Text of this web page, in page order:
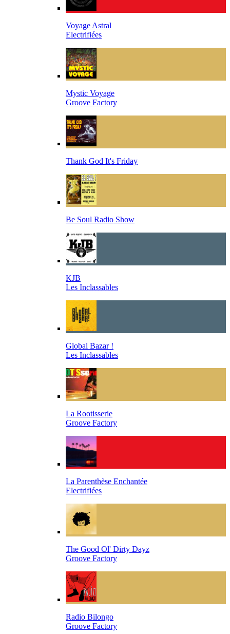
Voyage Astral
Electrifiées
Mystic Voyage
Groove Factory
Thank God It's Friday
Be Soul Radio Show
KJB
Les Inclassables
Global Bazar !
Les Inclassables
La Rootisserie
Groove Factory
La Parenthèse Enchantée
Electrifiées
The Good Ol' Dirty Dayz
Groove Factory
Radio Bilongo
Groove Factory